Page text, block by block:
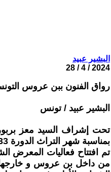
البشير عبيد
2024 / 4 / 28
رواق الفنون ببن عروس
البشير عبيد / تونس
تحت إشراف السيد معز
بمناسبة شهر التراث الدورة 33 تحت عنوان (تراثنا، رؤية تتطور...تشريعات تواكب) .